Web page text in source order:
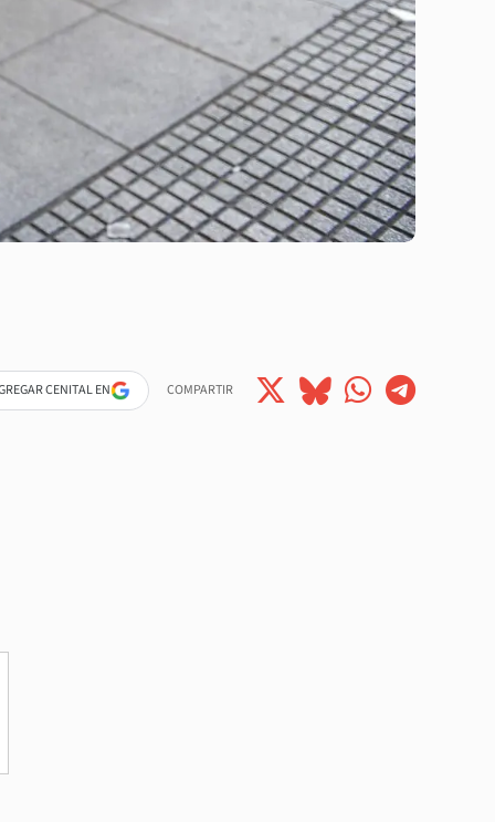
CENITAL EN COMPARTIR